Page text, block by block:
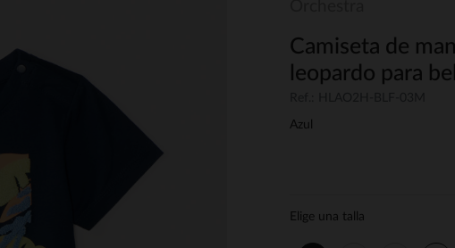
Camiseta de
leopardo para
Azul
Elige una talla